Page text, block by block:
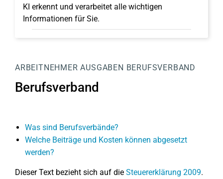
KI erkennt und verarbeitet alle wichtigen
Informationen für Sie.
ARBEITNEHMER AUSGABEN BERUFSVERBAND
Berufsverband
Was sind Berufsverbände?
Welche Beiträge und Kosten können abgesetzt
werden?
Dieser Text bezieht sich auf die Steuererklärung 2009.